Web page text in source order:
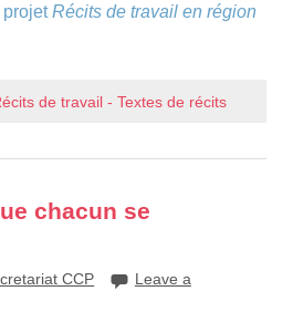
projetRécits de travail en région
de travail - Textes de récits
chacun se
CCP
Leave a